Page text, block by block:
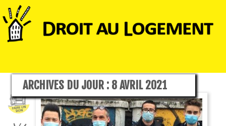
ARCHIVES DU JOUR : 8 AVRIL 2021